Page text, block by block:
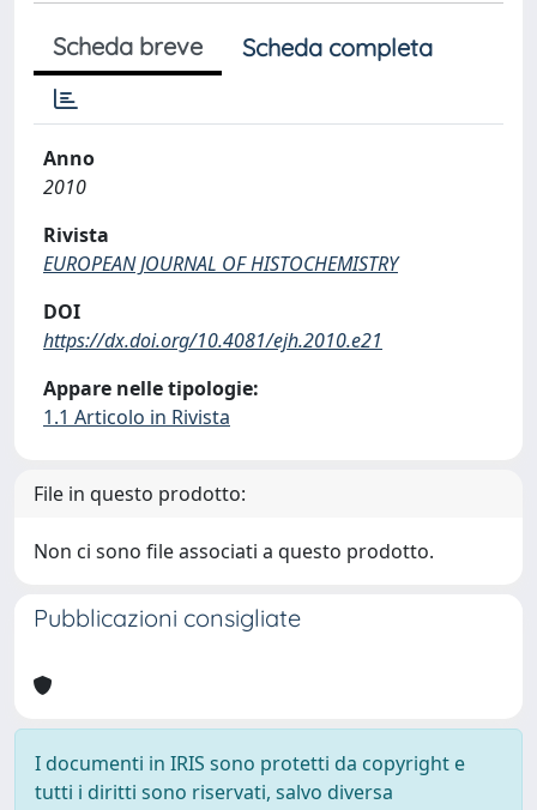
Scheda breve Scheda completa
Anno
2010
Rivista
EUROPEAN JOURNAL OF HISTOCHEMISTRY
DOI
https://dx.doi.org/10.4081/ejh.2010.e21
Appare nelle tipologie:
1.1 Articolo in Rivista
File in questo prodotto:
Non ci sono file associati a questo prodotto.
Pubblicazioni consigliate
I documenti in IRIS sono protetti da copyright e
tutti i diritti sono riservati, salvo diversa